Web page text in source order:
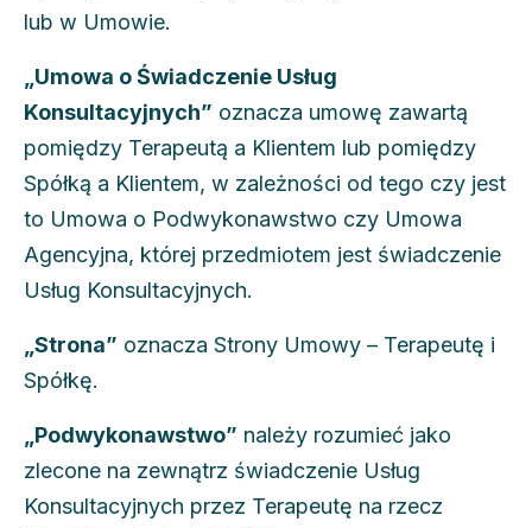
lub w Umowie.
„Umowa o Świadczenie Usług
Konsultacyjnych” oznacza umowę zawartą
pomiędzy Terapeutą a Klientem lub pomiędzy
Spółką a Klientem, w zależności od tego czy jest
to Umowa o Podwykonawstwo czy Umowa
Agencyjna, której przedmiotem jest świadczenie
Usług Konsultacyjnych.
„Strona” oznacza Strony Umowy – Terapeutę i
Spółkę.
„Podwykonawstwo” należy rozumieć jako
zlecone na zewnątrz świadczenie Usług
Konsultacyjnych przez Terapeutę na rzecz